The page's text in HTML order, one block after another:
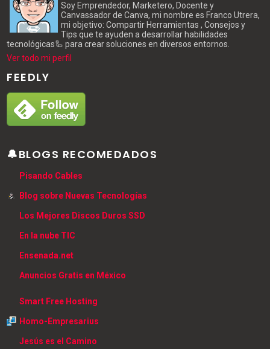
Soy Emprendedor, Marketero, Docente y
Canvassador de Canva, mi nombre es Franco Utrera,
mi objetivo: Compartir Herramientas , Consejos y
Tips que te ayuden a desarrollar habilidades
tecnológicas🦾 para crear soluciones en diversos entornos.
Ver todo mi perfil
FEEDLY
🔔BLOGS RECOMEDADOS
Pisando Cables
Blog sobre Nuevas Tecnologías
Los Mejores Discos Duros SSD
En la nube TIC
Ensenada.net
Anuncios Gratis en México
Smart Free Hosting
Homo-Empresarius
Jesús es el Camino